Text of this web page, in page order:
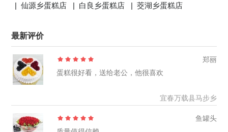
|仙源乡蛋糕店 | 白良乡蛋糕店 |茭湖乡蛋糕店
最新评价
郑丽
蛋糕很好看，送给老公，他很喜欢
宜春万载县马步乡
鱼罐头